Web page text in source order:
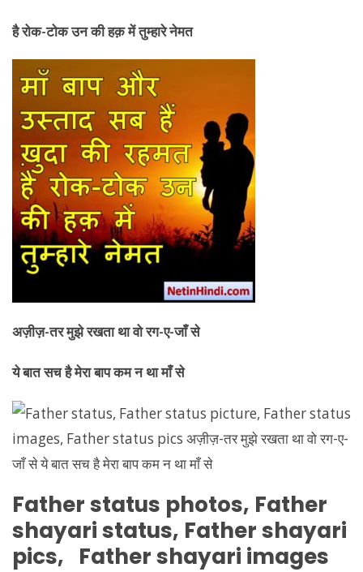
है रोक-टोक उन की हक़ में तुम्हारे नेमत
अज़ीज़-तर मुझे रखता था वो रग-ए-जाँ से
ये बात सच है मेरा बाप कम न था माँ से
Fatherstatus photos, Father
shayari status, Fathershayari
pics, Fathershayari images